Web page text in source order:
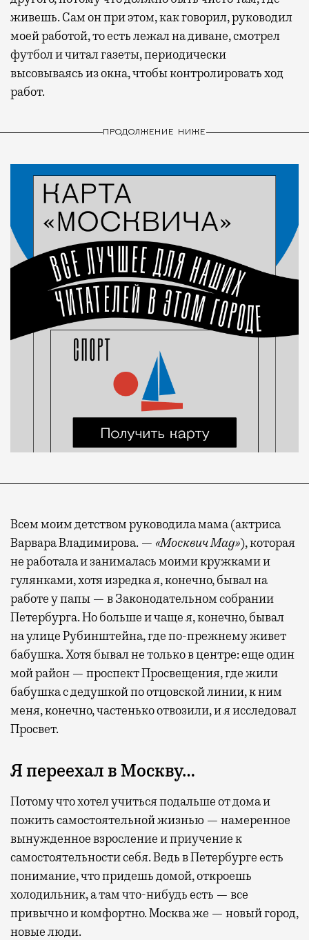
живешь. Сам он при этом, как говорил, руководил
моей работой, то есть лежал на диване, смотрел
футбол и читал газеты, периодически
высовываясь из окна, чтобы контролировать ход
работ.
ПРОДОЛЖЕНИЕ НИЖЕ
Всем моим детством руководила мама (актриса
Варвара Владимирова. — «Москвич Mag»), которая
не работала и занималась моими кружками и
гулянками, хотя изредка я, конечно, бывал на
работе у папы — в Законодательном собрании
Петербурга. Но больше и чаще я, конечно, бывал
на улице Рубинштейна, где по-прежнему живет
бабушка. Хотя бывал не только в центре: еще один
мой район — проспект Просвещения, где жили
бабушка с дедушкой по отцовской линии, к ним
меня, конечно, частенько отвозили, и я исследовал
Просвет.
Я переехал в Москву…
Потому что хотел учиться подальше от дома и
пожить самостоятельной жизнью — намеренное
вынужденное взросление и приучение к
самостоятельности себя. Ведь в Петербурге есть
понимание, что придешь домой, откроешь
холодильник, а там что-нибудь есть — все
привычно и комфортно. Москва же — новый город,
новые люди.